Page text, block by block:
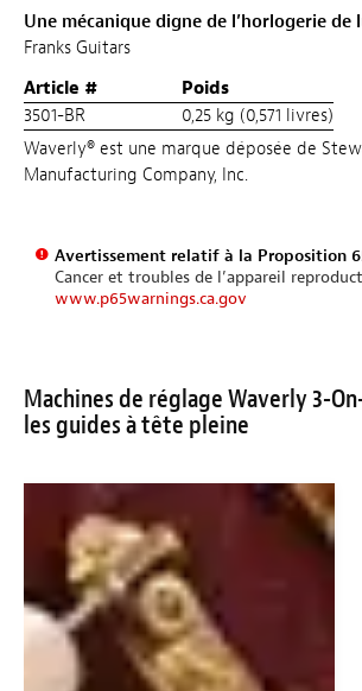
Une mécanique digne de l’horlogerie de
Franks Guitars
Article #
Poids
3501-BR
0,25 kg (0,571 livres)
Waverly® est une marque déposée de
Manufacturing Company, Inc.
Avertissement relatif à la Proposition
Cancer et troubles de l’appareil
www.p65warnings.ca.gov
Machines de réglage Waverly 3-
les guides à tête pleine